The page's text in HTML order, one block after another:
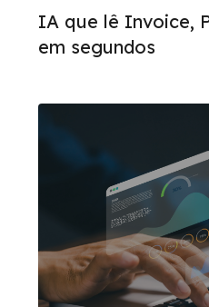
IA que lê Invoice,
em segundos